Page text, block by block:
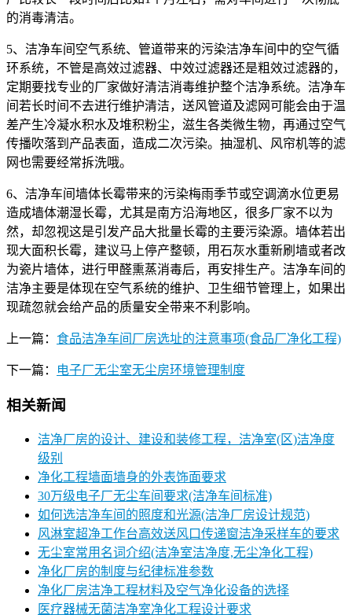
的消毒清洁。
5、洁净车间空气系统、管道带来的污染洁净车间中的空气循
环系统，不管是高效过滤器、中效过滤器还是粗效过滤器的，
定期要找专业的厂家做好清洁消毒维护整个洁净系统。洁净车
间若长时间不去进行维护清洁，送风管道及滤网可能会由于温
差产生冷凝水积水及堆积粉尘，滋生各类微生物，再通过空气
传播吹落到产品表面，造成二次污染。抽湿机、风帘机等的滤
网也需要经常拆洗哦。
6、洁净车间墙体长霉带来的污染梅雨季节或空调滴水位更易
造成墙体潮湿长霉，尤其是南方沿海地区，很多厂家不以为
然，却忽视这是引发产品大批量长霉的主要污染源。墙体若出
现大面积长霉，建议马上停产整顿，用石灰水重新刷墙或者改
为瓷片墙体，进行甲醛熏蒸消毒后，再安排生产。洁净车间的
洁净主要是体现在空气系统的维护、卫生细节管理上，如果出
现疏忽就会给产品的质量安全带来不利影响。
上一篇： 食品洁净车间厂房选址的注意事项(食品厂净化工程)
下一篇： 电子厂无尘室无尘房环境管理制度
相关新闻
洁净厂房的设计、建设和装修工程，洁净室(区)洁净度
级别
净化工程墙面墙身的外表饰面要求
30万级电子厂无尘车间要求(洁净车间标准)
如何选洁净车间的照度和光源(洁净厂房设计规范)
风淋室超净工作台高效送风口传递窗洁净采样车的要求
无尘室常用名词介绍(洁净室洁净度,无尘净化工程)
净化厂房的制度与纪律标准参数
净化厂房洁净工程材料及空气净化设备的选择
医疗器械无菌洁净室净化工程设计要求